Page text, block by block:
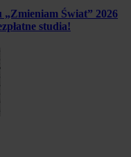
Świat” 2026
studia!